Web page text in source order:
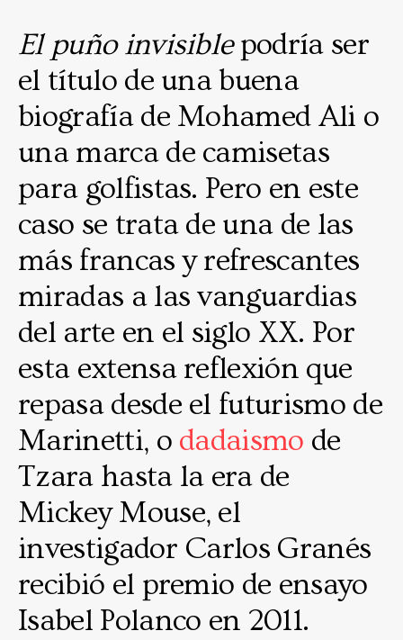
El puño invisiblepodría ser
el título de una buena
biografía de Mohamed Ali o
una marca de camisetas
para golfistas. Pero en este
caso se trata de una de las
más francas y refrescantes
miradas a las vanguardias
del arte en el siglo XX. Por
esta extensa reflexión que
repasa desde el futurismo de
Marinetti, o dadaismo de
Tzara hasta la era de
Mickey Mouse, el
investigador Carlos Granés
recibió el premio de ensayo
Isabel Polanco en 2011.